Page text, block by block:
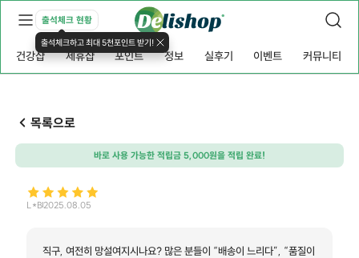
출석체크 현황
출석체크하고 최대 5천포인트 받기!
건강샵 제휴샵 포인트 정보 실후기 이벤트 커뮤니티
목록으로
바로 사용 가능한 적립금 5,000원을 적립 완료!
L*B2025.08.05
직구, 여전히 망설여지시나요? 많은 분들이 “배송이 느리다”, “품질이